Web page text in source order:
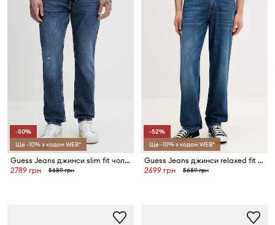
-50%
Ще -10% з кодом WEB*
Guess Jeans джинси slim fit чоловічі
2789 грн
5689 грн
-52%
Ще -10% з кодом WEB*
Guess Jeans джинси relaxed fit чоловічі
2699 грн
5689 грн